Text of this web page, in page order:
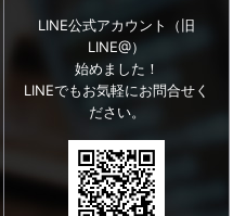
LINE公式アカウント（旧
LINE@）
始めました！
LINEでもお気軽にお問合せく
ださい。